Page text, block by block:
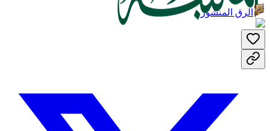
الرق المنشور